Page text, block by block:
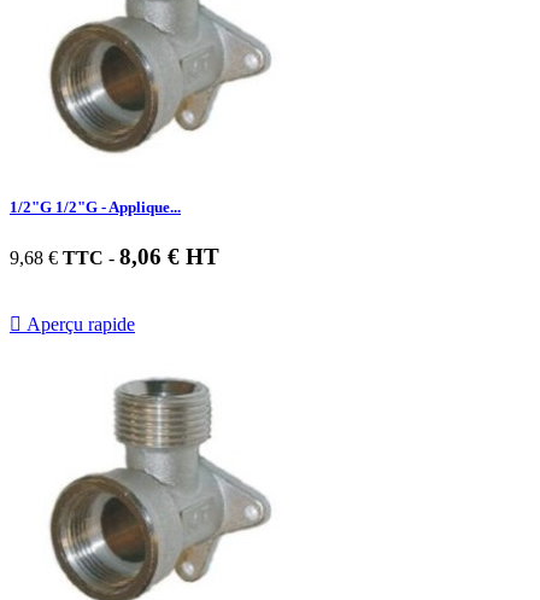
1/2"G 1/2"G - Applique...
9,68 € TTC - 8,06 € HT
 Aperçu rapide